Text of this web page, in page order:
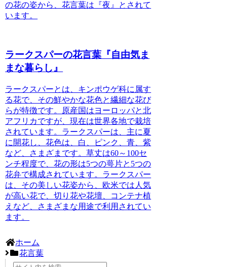
の花の姿から、花言葉は『夜』とされて
います。
ラークスパーの花言葉『自由気ま
まな暮らし』
ラークスパーとは 、キンポウゲ科に属す
る花で、その鮮やかな花色と繊細な花び
らが特徴です。原産国はヨーロッパと北
アフリカですが、現在は世界各地で栽培
されています。ラークスパーは、主に夏
に開花し、花色は、白、ピンク、青、紫
など、さまざまです。草丈は60～100セ
ンチ程度で、花の形は5つの萼片と5つの
花弁で構成されています。ラークスパー
は、その美しい花姿から、欧米では人気
が高い花で、切り花や花壇、コンテナ植
えなど、さまざまな用途で利用されてい
ます。
ホーム
花言葉